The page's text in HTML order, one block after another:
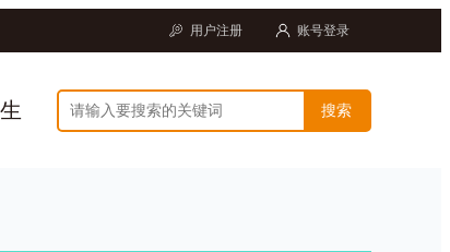
用户注册 账号登录